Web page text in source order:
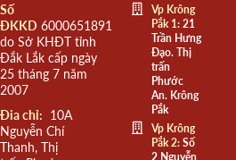
Số
ĐKKD 6000651891
do Sở KHĐT tỉnh
Đắk Lắk cấp ngày
25 tháng 7 năm
2007
Đia chỉ: 10A
Nguyễn Chí
Thanh, Thị
Vp Krông
Pắk 1:21
Trần Hưng
Đạo. Thị
trấn
Phước
An. Krông
Pắk
Vp Krông
Pắk 2:Số
2 Nguyễn